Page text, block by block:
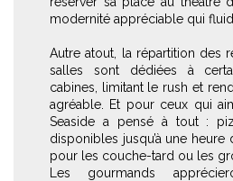
modernité appréciable qui
Autre atout, la répartition des
salles sont dédiées à
cabines, limitant le rush et
agréable. Et pour ceux qui
Seaside a pensé à tout :
disponibles jusqu’à une heure
pour les couche-tard ou les
Les gourmands